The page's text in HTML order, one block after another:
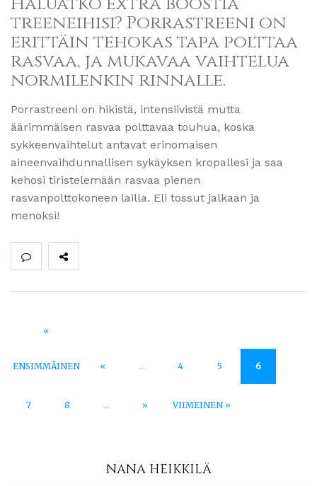
treeneihisi? Porrastreeni on
erittäin tehokas tapa polttaa
rasvaa, ja mukavaa vaihtelua
normilenkin rinnalle.
Porrastreeni on hikistä, intensiivistä mutta
äärimmäisen rasvaa polttavaa touhua, koska
sykkeenvaihtelut antavat erinomaisen
aineenvaihdunnallisen sykäyksen kropallesi ja saa
kehosi tiristelemään rasvaa pienen
rasvanpolttokoneen lailla. Eli tossut jalkaan ja
menoksi!
«
ENSIMMÄINEN « ... 4 5 6
7 8 ... » VIIMEINEN »
NANA HEIKKILÄ